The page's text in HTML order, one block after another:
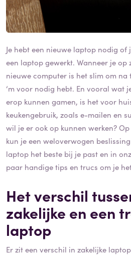
Je hebt een nieuwe laptop nodig
een laptop gewerkt. Wanneer je op
nieuwe computer is het slim om na
‘m voor nodig hebt. En vooral wat
erop kunnen gamen, is het voor
keukengebruik, zoals e-mailen en
wil je er ook op kunnen werken?
kun je een weloverwogen
laptop het beste bij je past en in
paar handige tips en trucs om je
Het verschil
zakelijke en een
laptop
Er zit een verschil in zakelijke